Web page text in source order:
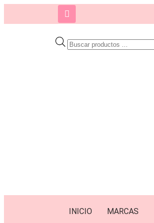
INICIO MARCAS